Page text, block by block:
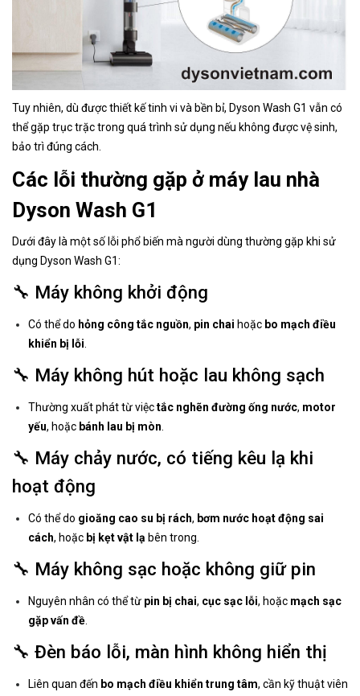
Tuy nhiên, dù được thiết kế tinh vi và bền bỉ, Dyson Wash G1 vẫn có
thể gặp trục trặc trong quá trình sử dụng nếu không được vệ sinh,
bảo trì đúng cách.
Các lỗi thường gặp ở máy lau nhà
Dyson Wash G1
Dưới đây là một số lỗi phổ biến mà người dùng thường gặp khi sử
dụng Dyson Wash G1:
🔧 Máy không khởi động
Có thể do hỏng công tắc nguồn, pin chai hoặc bo mạch điều
khiển bị lỗi
🔧 Máy không hút hoặc lau không sạch
Thường xuất phát từ việctắc nghẽn đường ống nước, motor
yếu, hoặc bánh lau bị mòn
🔧 Máy chảy nước, có tiếng kêu lạ khi
hoạt động
Có thể do gioăng cao su bị rách, bơm nước hoạt động sai
cách, hoặc bị kẹt vật lạ bên trong.
🔧 Máy không sạc hoặc không giữ pin
Nguyên nhân có thể từ pin bị chai, cục sạc lỗi, hoặc mạch sạc
gặp vấn đề
🔧 Đèn báo lỗi, màn hình không hiển thị
Liên quan đến bo mạch điều khiển trung tâm, cần kỹ thuật viên